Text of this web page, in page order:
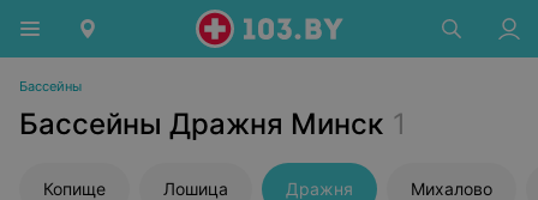
Бассейны
Бассейны Дражня Минск 1
Копище Лошица Дражня Михалово